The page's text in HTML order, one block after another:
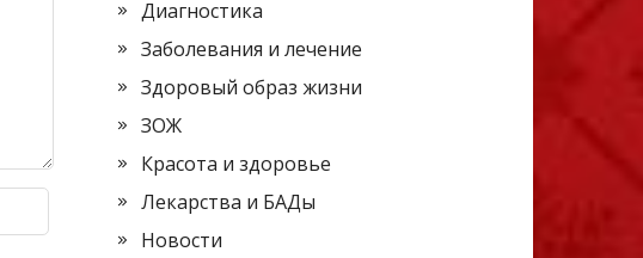
Диагностика
Заболевания и лечение
Здоровый образ жизни
ЗОЖ
Красота и здоровье
Лекарства и БАДы
Новости